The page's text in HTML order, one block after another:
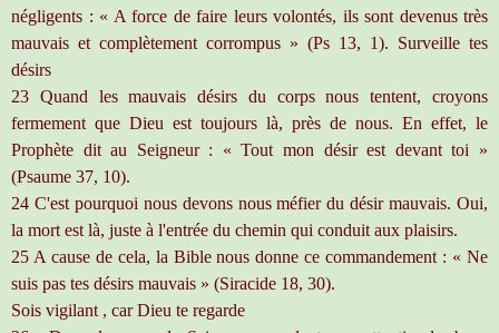
négligents : « A force de faire leurs volontés, ils sont devenus très
mauvais et complètement corrompus » (Ps 13, 1). Surveille tes
désirs
23 Quand les mauvais désirs du corps nous tentent, croyons
fermement que Dieu est toujours là, près de nous. En effet, le
Prophète dit au Seigneur : « Tout mon désir est devant toi »
(Psaume 37, 10).
24 C'est pourquoi nous devons nous méfier du désir mauvais. Oui,
la mort est là, juste à l'entrée du chemin qui conduit aux plaisirs.
25 A cause de cela, la Bible nous donne ce commandement : « Ne
suis pas tes désirs mauvais » (Siracide 18, 30).
Sois vigilant , car Dieu te regarde